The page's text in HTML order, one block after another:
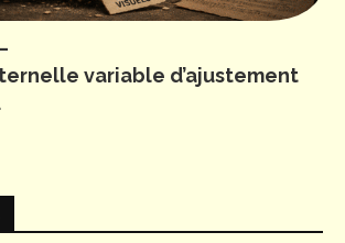
variable d’ajustement